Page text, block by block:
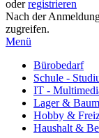
oderregistrieren
Nach der
zugreifen.
Menü
Bürobedarf
Schule -
IT -
Lager &
Hobby &
Haushalt &